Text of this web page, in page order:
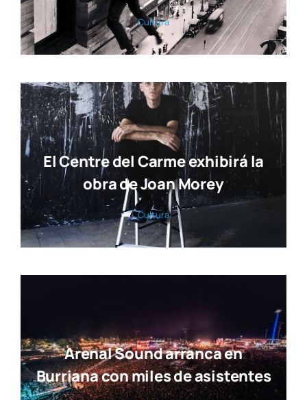
Cul­tu­ra
El Centre del Carme exhibirá la
obra de Joan Morey
Cul­tu­ra
Arenal Sound arranca en
Burriana con miles de asistentes